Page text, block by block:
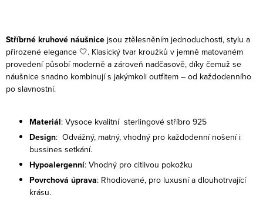
Stříbrné kruhové náušnice jsou ztělesněním jednoduchosti, stylu a
přirozené elegance 🤍. Klasický tvar kroužků v jemně matovaném
provedení působí moderně a zároveň nadčasově, díky čemuž se
náušnice snadno kombinují s jakýmkoli outfitem – od každodenního
po slavnostní.
Materiál: Vysoce kvalitní sterlingové stříbro 925
Design: Odvážný, matný, vhodný pro každodenní nošení i
bussines setkání.
Hypoalergenní: Vhodný pro citlivou pokožku
Povrchová úprava: Rhodiované, pro luxusní a dlouhotrvající
krásu.